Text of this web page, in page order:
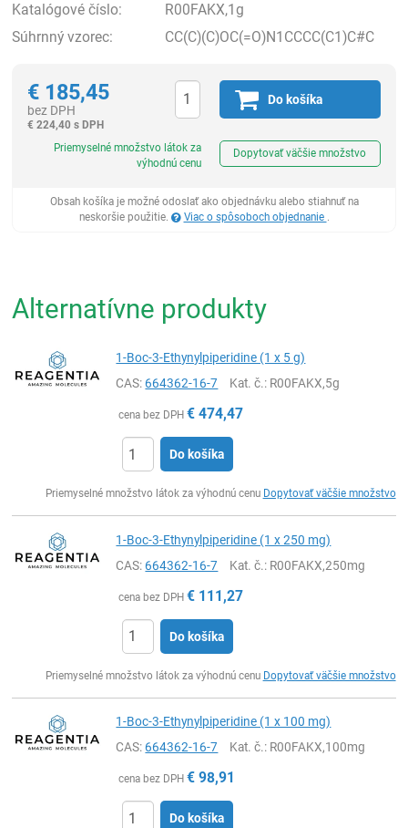
Katalógové číslo:
R00FAKX,1g
Súhrnný vzorec:
CC(C)(C)OC(=O)N1CCCC(C1)C#C
€ 185,45
bez DPH
€ 224,40 s DPH
Do košíka
Priemyselné množstvo látok za
výhodnú cenu
Dopytovať väčšie množstvo
Obsah košíka je možné odoslať ako objednávku alebo stiahnuť na
neskoršie použitie.
Viac o spôsoboch objednanie .
Alternatívne produkty
1-Boc-3-Ethynylpiperidine (1 x 5 g)
CAS:664362-16-7 Kat. č.: R00FAKX,5g
cena bez DPH € 474,47
Do košíka
Priemyselné množstvo látok za výhodnú cenu Dopytovať väčšie množstvo
1-Boc-3-Ethynylpiperidine (1 x 250 mg)
CAS:664362-16-7 Kat. č.: R00FAKX,250mg
cena bez DPH € 111,27
Do košíka
Priemyselné množstvo látok za výhodnú cenu Dopytovať väčšie množstvo
1-Boc-3-Ethynylpiperidine (1 x 100 mg)
CAS:664362-16-7 Kat. č.: R00FAKX,100mg
cena bez DPH € 98,91
Do košíka